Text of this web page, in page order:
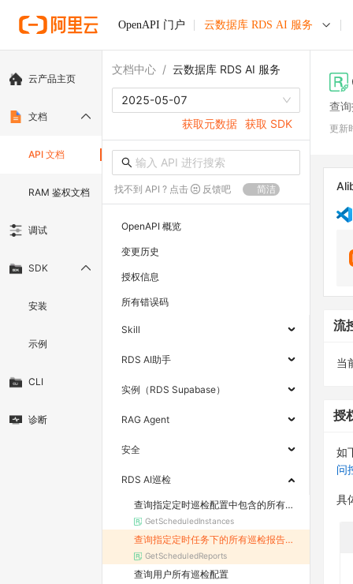
OpenAPI 门户 云数据库 RDS AI 服务
云产品主页
文档
API 文档
RAM 鉴权文档
调试
SDK
安装
示例
CLI
诊断
文档中心 / 云数据库 RDS AI 服务
2025-05-07
获取元数据 获取 SDK
找不到 API ? 点击 反馈吧 简洁
OpenAPI 概览
变更历史
授权信息
所有错误码
Skill
RDS AI助手
实例（RDS Supabase）
RAG Agent
安全
RDS AI巡检
查询指定定时巡检配置中包含的所有实例ID列表。
GetScheduledInstances
查询指定定时任务下的所有巡检报告列表
GetScheduledReports
查询用户所有巡检配置
查
更新
流
当
授
如
问
具